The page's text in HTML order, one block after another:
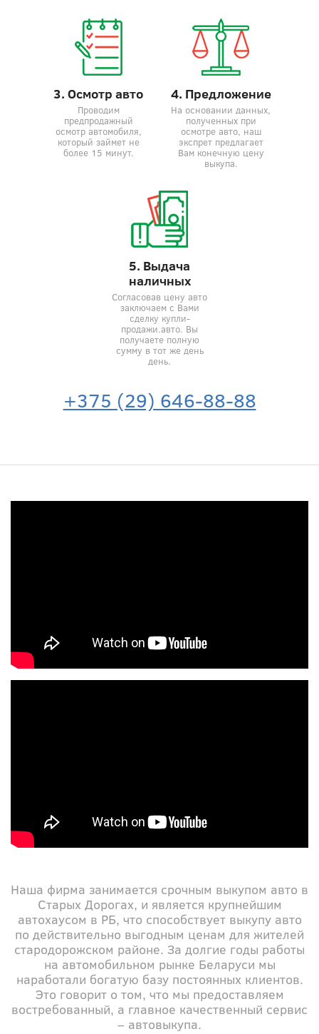
3. Осмотр авто
Проводим
предпродажный
осмотр автомобиля,
который займет не
более 15 минут.
4. Предложение
На основании данных,
полученных при
осмотре авто, наш
экспрет предлагает
Вам конечную цену
выкупа.
5. Выдача
наличных
Согласовав цену авто
заключаем с Вами
сделку купли-
продажи.авто. Вы
получаете полную
сумму в тот же день
день.
+375 (29) 646-88-88
Наша фирма занимается срочным выкупом авто в
Старыx Дорогах, и является крупнейшим
автохаусом в РБ, что способствует выкупу авто
по действительно выгодным ценам для жителей
стародорожском районе. За долгие годы работы
на автомобильном рынке Беларуси мы
наработали богатую базу постоянных клиентов.
Это говорит о том, что мы предоставляем
востребованный, а главное качественный сервис
– автовыкупа.